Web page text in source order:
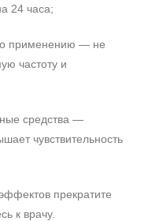
24 часа;
применению — не
частоту и
средства —
чувствительность
прекратите
к врачу.